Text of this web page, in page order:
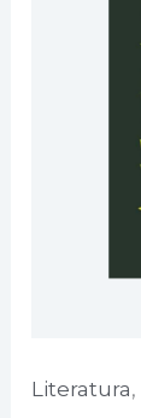
Literatura,